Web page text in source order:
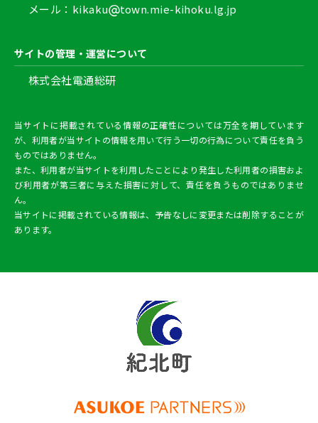
メール：kikaku
town.mie-kihoku.lg.jp
サイトの管理・運営について
株式会社電通総研
当サイトに掲載されている情報の正確性については万全を期しています
が、利用者が当サイトの情報を用いて行う一切の行為について責任を負う
ものではありません。
また、利用者が当サイトを利用したことにより発生した利用者の損害およ
び利用者が第三者に与えた損害に対して、責任を負うものではありませ
ん。
当サイトに掲載されている情報は、予告なしに変更または削除することが
あります。